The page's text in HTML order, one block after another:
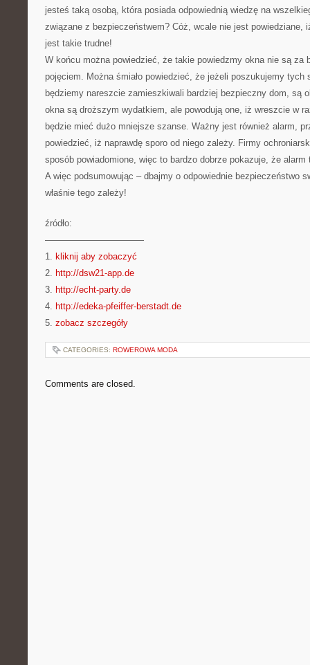
jesteś taką osobą, która posiada odpowiednią wiedzę na
związane z bezpieczeństwem? Cóż, wcale nie jest powiedziane,
jest takie trudne!
W końcu można powiedzieć, że takie powiedzmy okna nie są za
pojęciem. Można śmiało powiedzieć, że jeżeli poszukujemy tych
będziemy nareszcie zamieszkiwali bardziej bezpieczny dom, są
okna są droższym wydatkiem, ale powodują one, iż wreszcie w
będzie mieć dużo mniejsze szanse. Ważny jest również alarm,
powiedzieć, iż naprawdę sporo od niego zależy. Firmy
sposób powiadomione, więc to bardzo dobrze pokazuje, że
A więc podsumowując – dbajmy o odpowiednie bezpieczeństwo
właśnie tego zależy!
źródło:
———————————
1. kliknij aby zobaczyć
2. http://dsw21-app.de
3. http://echt-party.de
4. http://edeka-pfeiffer-berstadt.de
5. zobacz szczegóły
CATEGORIES: ROWEROWA MODA
Comments are closed.